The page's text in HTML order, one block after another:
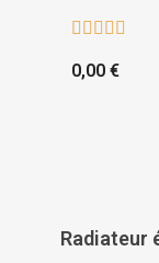
    
0,00 €